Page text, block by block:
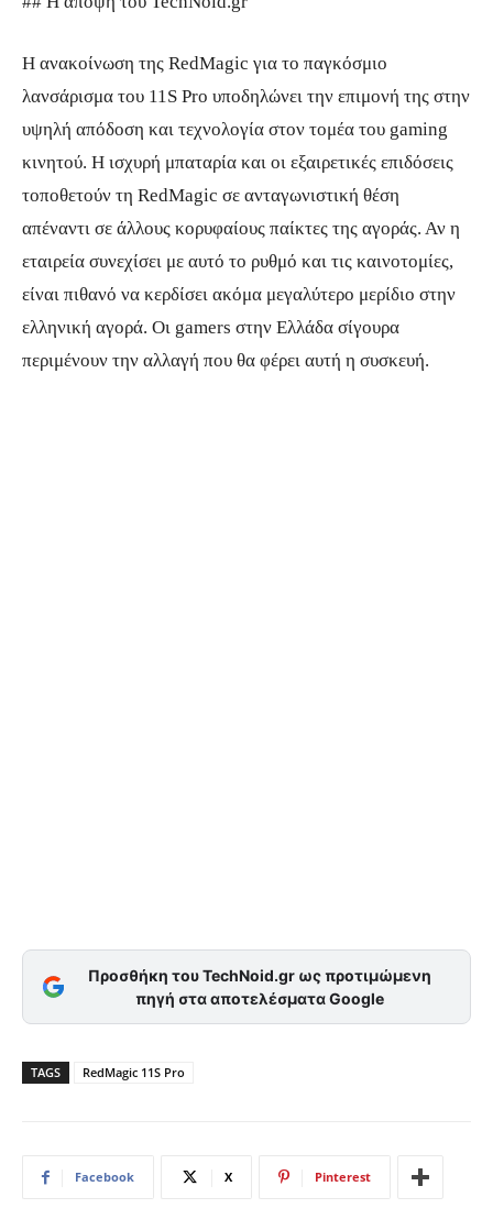
Η ανακοίνωση της RedMagic για το παγκόσμιο
λανσάρισμα του 11S Pro υποδηλώνει την επιμονή της στην
υψηλή απόδοση και τεχνολογία στον τομέα του gaming
κινητού. Η ισχυρή μπαταρία και οι εξαιρετικές επιδόσεις
τοποθετούν τη RedMagic σε ανταγωνιστική θέση
απέναντι σε άλλους κορυφαίους παίκτες της αγοράς. Αν η
εταιρεία συνεχίσει με αυτό το ρυθμό και τις καινοτομίες,
είναι πιθανό να κερδίσει ακόμα μεγαλύτερο μερίδιο στην
ελληνική αγορά. Οι gamers στην Ελλάδα σίγουρα
περιμένουν την αλλαγή που θα φέρει αυτή η συσκευή.
Προσθήκη του TechNoid.gr ως προτιμώμενη
πηγή στα αποτελέσματα Google
TAGS RedMagic 11S Pro
Facebook X Pinterest